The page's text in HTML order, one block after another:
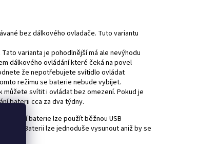
bez dálkového ovladače. Tuto variantu
Tato varianta je pohodlnější má ale nevýhodu
dálkového ovládání které čeká na povel
že nepotřebujete svítidlo ovládat
režimu se baterie nebude vybíjet.
svítit i ovládat bez omezení. Pokud je
baterii cca za dva týdny.
baterie lze použít běžnou USB
Baterii lze jednoduše vysunout aniž by se